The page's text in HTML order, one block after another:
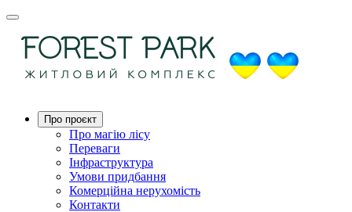
Про проєкт
Про магію ліcу
Переваги
Інфраструктура
Умови придбання
Комерційна нерухомість
Контакти